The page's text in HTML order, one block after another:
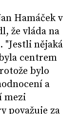
Hamáček v
že vláda na
"Jestli nějaká
centrem
bylo
a
mezi
považuje za